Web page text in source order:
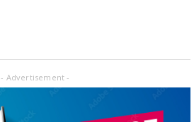
- Advertisement -